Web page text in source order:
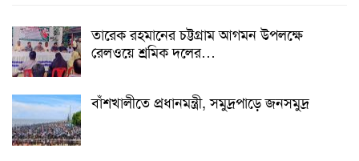
তারেক রহমানের চট্টগ্রাম আগমন উপলক্ষে
রেলওয়ে শ্রমিক দলের…
বাঁশখালীতে প্রধানমন্ত্রী, সমুদ্রপাড়ে জনসমুদ্র